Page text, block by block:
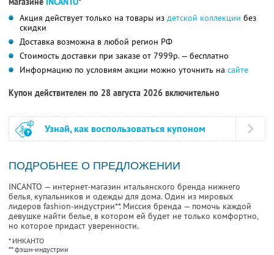
Акция действует только на товары из детской коллекции без
скидки
Доставка возможна в любой регион РФ
Стоимость доставки при заказе от 7999р. — бесплатно
Информацию по условиям акции можно уточнить на сайте
Купон действителен по 28 августа 2026 включительно
Узнай, как воспользоваться купоном
ПОДРОБНЕЕ О ПРЕДЛОЖЕНИИ
INCANTO — интернет-магазин итальянского бренда нижнего
белья, купальников и одежды для дома. Один из мировых
лидеров fashion-индустрии**. Миссия бренда — помочь каждой
девушке найти белье, в котором ей будет не только комфортно,
но которое придаст уверенности.
* ИНКАНТО
** фэшн-индустрии